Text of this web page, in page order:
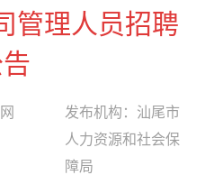
管理人员招聘
发布机构： 汕尾市
人力资源和社会保
障局